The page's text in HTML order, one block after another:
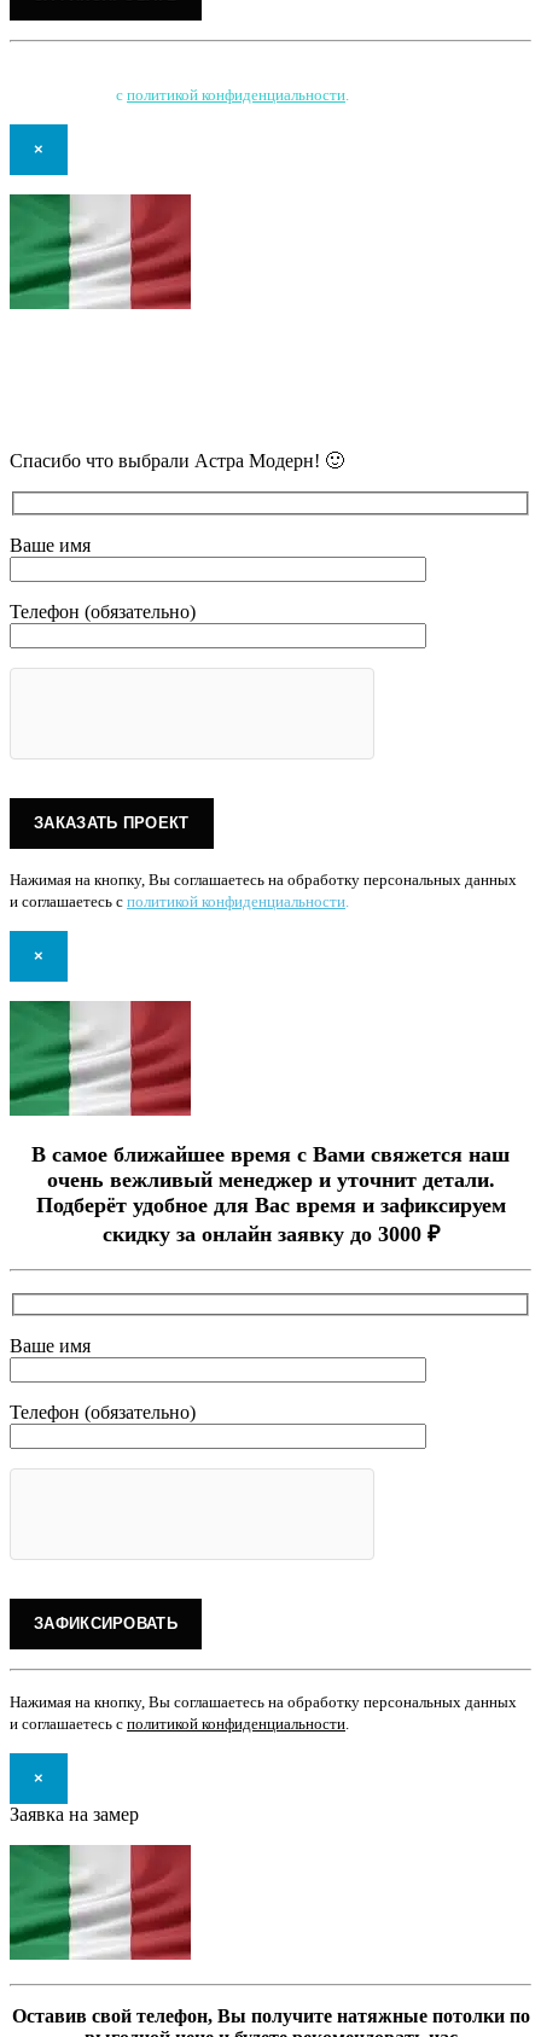
с политикой конфиденциальности.
×
Спасибо что выбрали Астра Модерн! 🙂
Ваше имя
Телефон (обязательно)
Нажимая на кнопку, Вы соглашаетесь на обработку персональных данных
и соглашаетесь с политикой конфиденциальности
×
В самое ближайшее время с Вами свяжется наш
очень вежливый менеджер и уточнит детали.
Подберёт удобное для Вас время и зафиксируем
скидку за онлайн заявку до 3000 ₽
Ваше имя
Телефон (обязательно)
Нажимая на кнопку, Вы соглашаетесь на обработку персональных данных
и соглашаетесь с политикой конфиденциальности.
×
Заявка на замер
Оставив свой телефон, Вы получите натяжные потолки по